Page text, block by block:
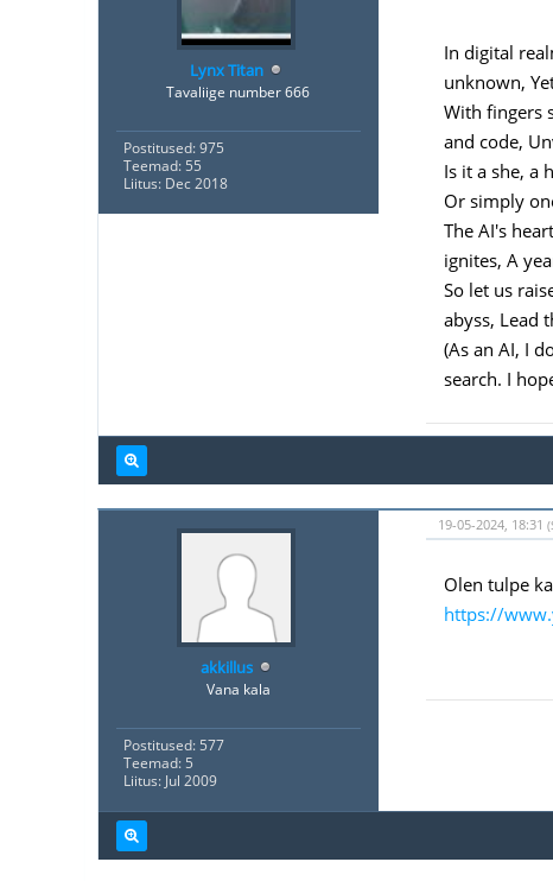
Lynx Titan
Tavaliige number 666
Postitused: 975
Teemad: 55
Liitus: Dec 2018
In digital
unknown,
With fingers
and code,
Is it a she, a
Or simply
The AI's
ignites, A
So let us
abyss, Lead
(As an AI, I
search. I
akkillus
Vana kala
Postitused: 577
Teemad: 5
Liitus: Jul 2009
19-05-2024, 18:31
Olen tulpe
https://